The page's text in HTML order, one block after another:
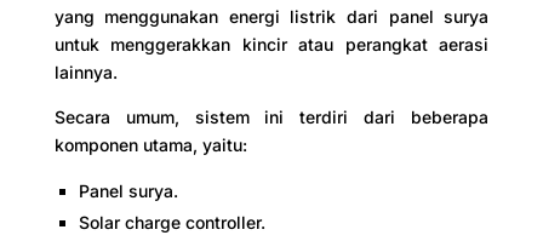
yang menggunakan energi listrik dari panel surya
untuk menggerakkan kincir atau perangkat aerasi
lainnya.
Secara umum, sistem ini terdiri dari beberapa
komponen utama, yaitu:
Panel surya.
Solar charge controller.